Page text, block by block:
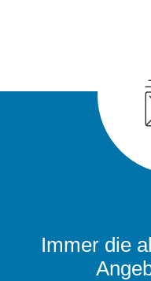
Immer die